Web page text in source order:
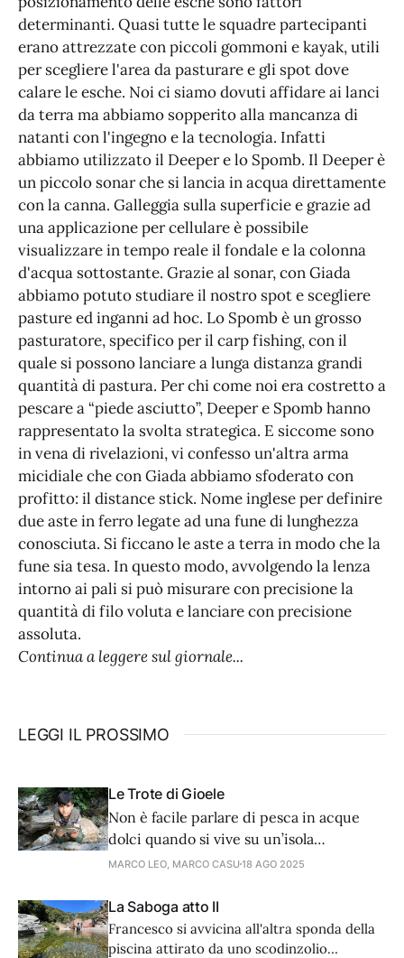
determinanti. Quasi tutte le squadre partecipanti
erano attrezzate con piccoli gommoni e kayak, utili
per scegliere l'area da pasturare e gli spot dove
calare le esche. Noi ci siamo dovuti affidare ai lanci
da terra ma abbiamo sopperito alla mancanza di
natanti con l'ingegno e la tecnologia. Infatti
abbiamo utilizzato il Deeper e lo Spomb. Il Deeper è
un piccolo sonar che si lancia in acqua direttamente
con la canna. Galleggia sulla superficie e grazie ad
una applicazione per cellulare è possibile
visualizzare in tempo reale il fondale e la colonna
d'acqua sottostante. Grazie al sonar, con Giada
abbiamo potuto studiare il nostro spot e scegliere
pasture ed inganni ad hoc. Lo Spomb è un grosso
pasturatore, specifico per il carp fishing, con il
quale si possono lanciare a lunga distanza grandi
quantità di pastura. Per chi come noi era costretto a
pescare a “piede asciutto”, Deeper e Spomb hanno
rappresentato la svolta strategica. E siccome sono
in vena di rivelazioni, vi confesso un'altra arma
micidiale che con Giada abbiamo sfoderato con
profitto: il distance stick. Nome inglese per definire
due aste in ferro legate ad una fune di lunghezza
conosciuta. Si ficcano le aste a terra in modo che la
fune sia tesa. In questo modo, avvolgendo la lenza
intorno ai pali si può misurare con precisione la
quantità di filo voluta e lanciare con precisione
assoluta.
Continua a leggere sul giornale...
LEGGI IL PROSSIMO
Le Trote di Gioele
Non è facile parlare di pesca in acque
dolci quando si vive su un’isola
circondata dal mare. Ma se c’è una pesca
interne di montagna e ne racchiude
storia e un fascino tutto proprio, quella è
sicuramente la pesca alla trota.
MARCO LEO, MARCO CASU18 AGO 2025
La Saboga atto II
Francesco si avvicina all'altra sponda della
piscina attirato da uno scodinzolio